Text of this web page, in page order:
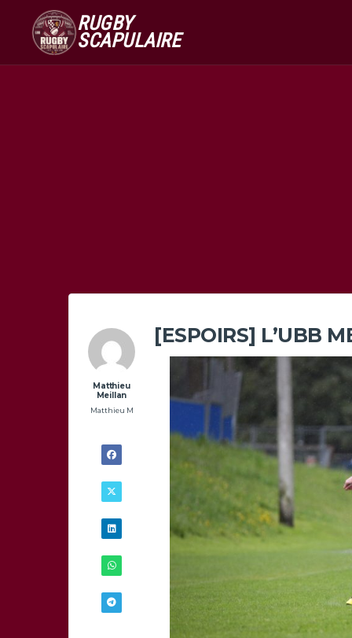
RUGBY
SCAPULAIRE
Matthieu
Meillan
Matthieu M
[ESPOIRS] L’UBB